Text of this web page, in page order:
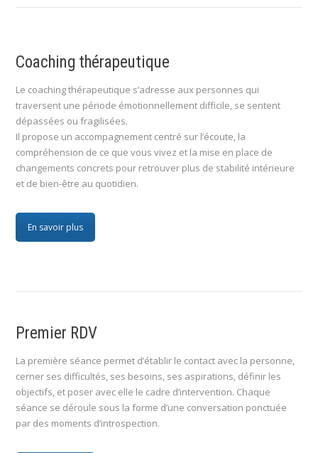
Coaching thérapeutique
Le coaching thérapeutique s’adresse aux personnes qui
traversent une période émotionnellement difficile, se sentent
dépassées ou fragilisées.
Il propose un accompagnement centré sur l’écoute, la
compréhension de ce que vous vivez et la mise en place de
changements concrets pour retrouver plus de stabilité intérieure
et de bien-être au quotidien.
En savoir plus
Premier RDV
La première séance permet d’établir le contact avec la personne,
cerner ses difficultés, ses besoins, ses aspirations, définir les
objectifs, et poser avec elle le cadre d’intervention. Chaque
séance se déroule sous la forme d’une conversation ponctuée
par des moments d’introspection.